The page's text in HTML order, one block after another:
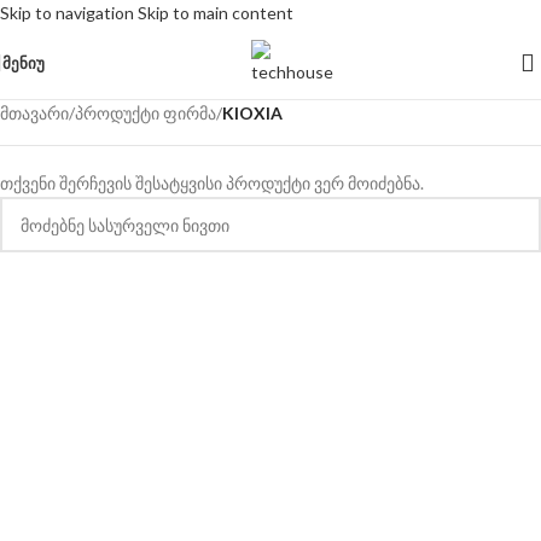
Skip to navigation Skip to main content
ᲛᲔᲜᲘᲣ
მთავარი/პროდუქტი ფირმა/KIOXIA
თქვენი შერჩევის შესატყვისი პროდუქტი ვერ მოიძებნა.